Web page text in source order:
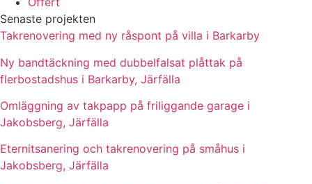
Senaste projekten
Takrenovering med ny råspont på villa i Barkarby
Ny bandtäckning med dubbelfalsat plåttak på
flerbostadshus i Barkarby, Järfälla
Omläggning av takpapp på friliggande garage i
Jakobsberg, Järfälla
Eternitsanering och takrenovering på småhus i
Jakobsberg, Järfälla